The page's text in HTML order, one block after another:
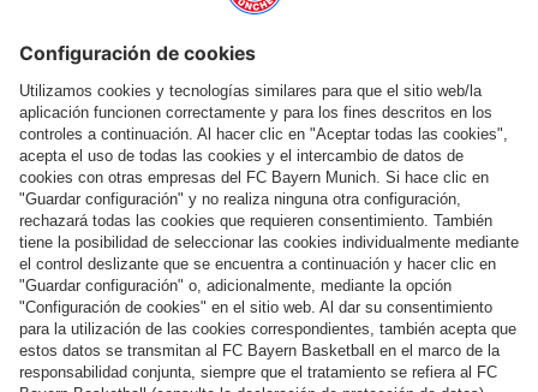
Más categorías
Síguenos
Pago y entrega